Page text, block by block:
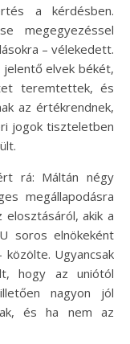
a kérdésben.
megegyezéssel
– vélekedett.
elvek békét,
teremtettek, és
az értékrendnek,
jogok tiszteletben
rá: Máltán négy
megállapodásra
elosztásáról, akik a
soros elnökeként
Ugyancsak
hogy az uniótól
nagyon jól
és ha nem az